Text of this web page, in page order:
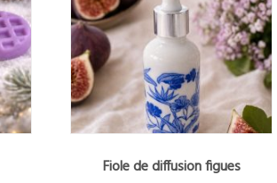
Fiole de diffusion figues